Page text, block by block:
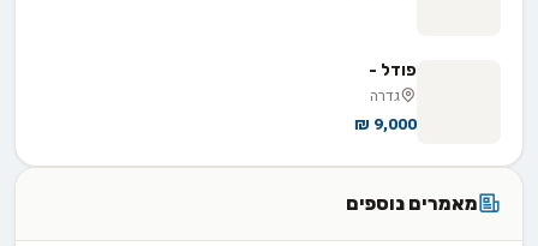
פודל -
גדרה
9,000 ₪
מאמרים נוספים